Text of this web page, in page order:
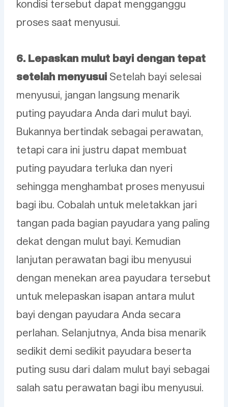
kondisi tersebut dapat mengganggu
proses saat menyusui.
6. Lepaskan mulut bayi dengan tepat
setelah menyusui Setelah bayi selesai
menyusui, jangan langsung menarik
puting payudara Anda dari mulut bayi.
Bukannya bertindak sebagai perawatan,
tetapi cara ini justru dapat membuat
puting payudara terluka dan nyeri
sehingga menghambat proses menyusui
bagi ibu. Cobalah untuk meletakkan jari
tangan pada bagian payudara yang paling
dekat dengan mulut bayi. Kemudian
lanjutan perawatan bagi ibu menyusui
dengan menekan area payudara tersebut
untuk melepaskan isapan antara mulut
bayi dengan payudara Anda secara
perlahan. Selanjutnya, Anda bisa menarik
sedikit demi sedikit payudara beserta
puting susu dari dalam mulut bayi sebagai
salah satu perawatan bagi ibu menyusui.